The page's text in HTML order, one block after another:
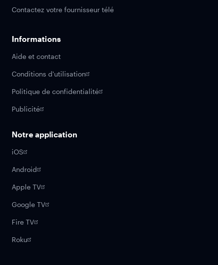
Contactez votre fournisseur télé
Informations
Aide et contact
Conditions d'utilisation
Politique de confidentialité
Publicité
Notre application
iOS
Android
Apple TV
Google TV
Fire TV
Roku